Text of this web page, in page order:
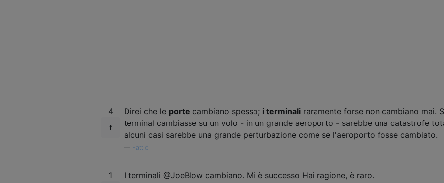
4 Direi che le porte cambiano spesso; i terminali raramente forse non cambiano mai.
terminal cambiasse su un volo - in un grande aeroporto - sarebbe una catastrofe
alcuni casi sarebbe una grande perturbazione come se l'aeroporto fosse cambiato.
Fattie,
1 I terminali @JoeBlow cambiano. Mi è successo Hai ragione, è raro.